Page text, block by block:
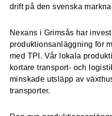
drift på den svenska
Nexans i Grimsås har
produktionsanläggning för
med TPI. Vår lokala
kortare transport- och
minskade utsläpp av
transporter.